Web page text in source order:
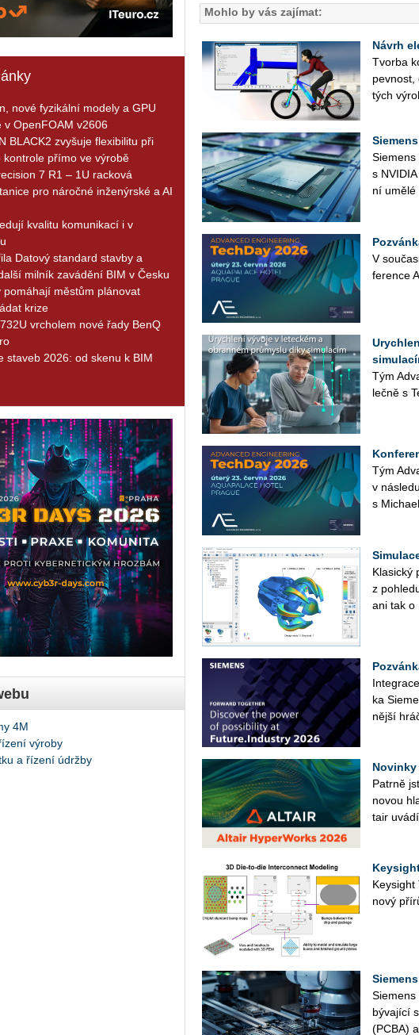
nové fyzikální modely a GPU
v OpenFOAM v2606
BLACK2 zvyšuje flexibilitu při
kontrole přímo ve výrobě
7 R1 – 1U racková
pro náročné inženýrské a AI
kvalitu komunikací i v
Datový standard stavby a
milník zavádění BIM v Česku
pomáhají městům plánovat
krize
vrcholem nové řady BenQ
staveb 2026: od skenu k BIM
4M
výroby
a řízení údržby
Mohlo by vás zajímat:
Návrh
Tvor­ba
pev­nost,
tých
s
ní umělé
V
fe­ren­ce
Tým
leč­ně s
Tým
v
s
Kla­sic­ký
z
ani tak o
ka
něj­ší
Pa­tr­ně
novou
tair
Key­sight
nový
Sie­mens
bý­va­jí­cí
(PCBA)